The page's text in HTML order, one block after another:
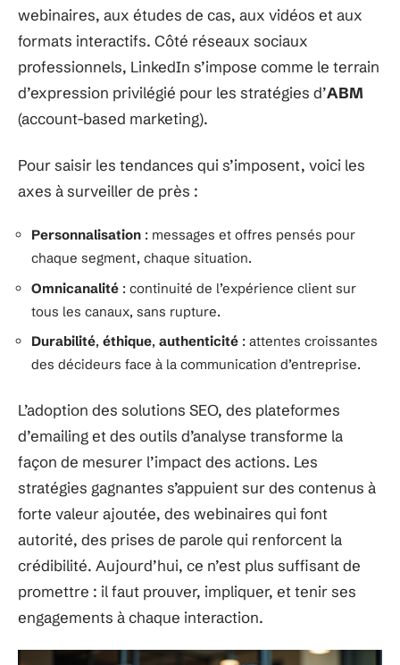
webinaires, aux études de cas, aux vidéos et aux
formats interactifs. Côté réseaux sociaux
professionnels, LinkedIn s’impose comme le terrain
d’expression privilégié pour les stratégies d’ABM
(account-based marketing).
Pour saisir les tendances qui s’imposent, voici les
axes à surveiller de près :
Personnalisation : messages et offres pensés pour
chaque segment, chaque situation.
Omnicanalité : continuité de l’expérience client sur
tous les canaux, sans rupture.
Durabilité, éthique, authenticité : attentes croissantes
des décideurs face à la communication d’entreprise.
L’adoption des solutions SEO, des plateformes
d’emailing et des outils d’analyse transforme la
façon de mesurer l’impact des actions. Les
stratégies gagnantes s’appuient sur des contenus à
forte valeur ajoutée, des webinaires qui font
autorité, des prises de parole qui renforcent la
crédibilité. Aujourd’hui, ce n’est plus suffisant de
promettre : il faut prouver, impliquer, et tenir ses
engagements à chaque interaction.